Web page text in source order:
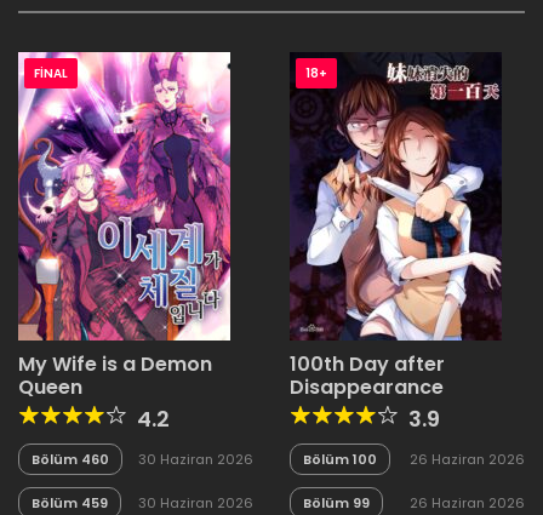
FINAL
My Wife is a Demon
Queen
4.2
Bölüm 460 30 Haziran 2026
Bölüm 459 30 Haziran 2026
18+
100th Day after
Disappearance
3.9
Bölüm 100 26 Haziran 2026
Bölüm 99 26 Haziran 2026